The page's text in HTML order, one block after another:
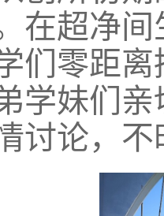
在超净
们零距
学妹们
讨论，